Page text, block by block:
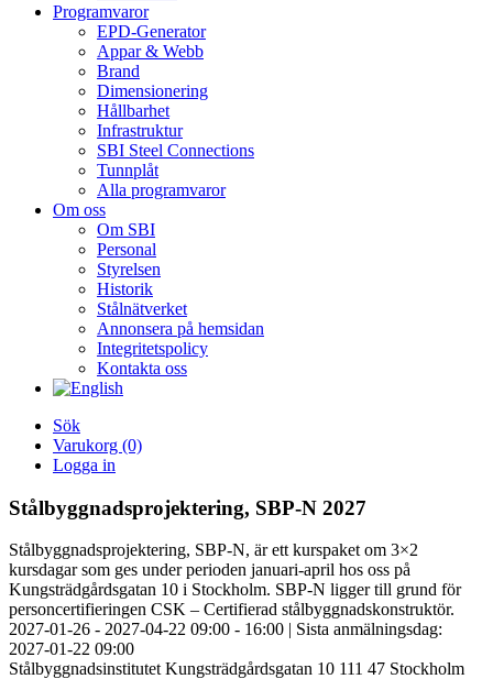
Programvaror
EPD-Generator
Appar & Webb
Brand
Dimensionering
Hållbarhet
Infrastruktur
SBI Steel Connections
Tunnplåt
Alla programvaror
Om oss
Om SBI
Personal
Styrelsen
Historik
Stålnätverket
Annonsera på hemsidan
Integritetspolicy
Kontakta oss
Sök
Varukorg (0)
Logga in
Stålbyggnadsprojektering, SBP-N 2027
Stålbyggnadsprojektering, SBP-N, är ett kurspaket om 3×2
kursdagar som ges under perioden januari-april hos oss på
Kungsträdgårdsgatan 10 i Stockholm. SBP-N ligger till grund för
personcertifieringen CSK – Certifierad stålbyggnadskonstruktör.
2027-01-26 - 2027-04-22 09:00 - 16:00 | Sista anmälningsdag:
2027-01-22 09:00
Stålbyggnadsinstitutet Kungsträdgårdsgatan 10 111 47 Stockholm